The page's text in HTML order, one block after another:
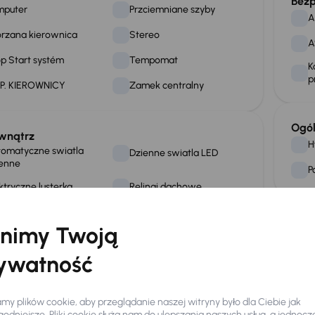
Przciemniane szyby
kierownica Stereo
Start systém Tempomat
KIEROWNICY Zamek centralny
swiatla
Dzienne swiatla LED
lusterka Relingi dachowe
czujniki parkowania
Twoją
plików cookie, aby przeglądanie naszej witryny było dla Ciebie jak